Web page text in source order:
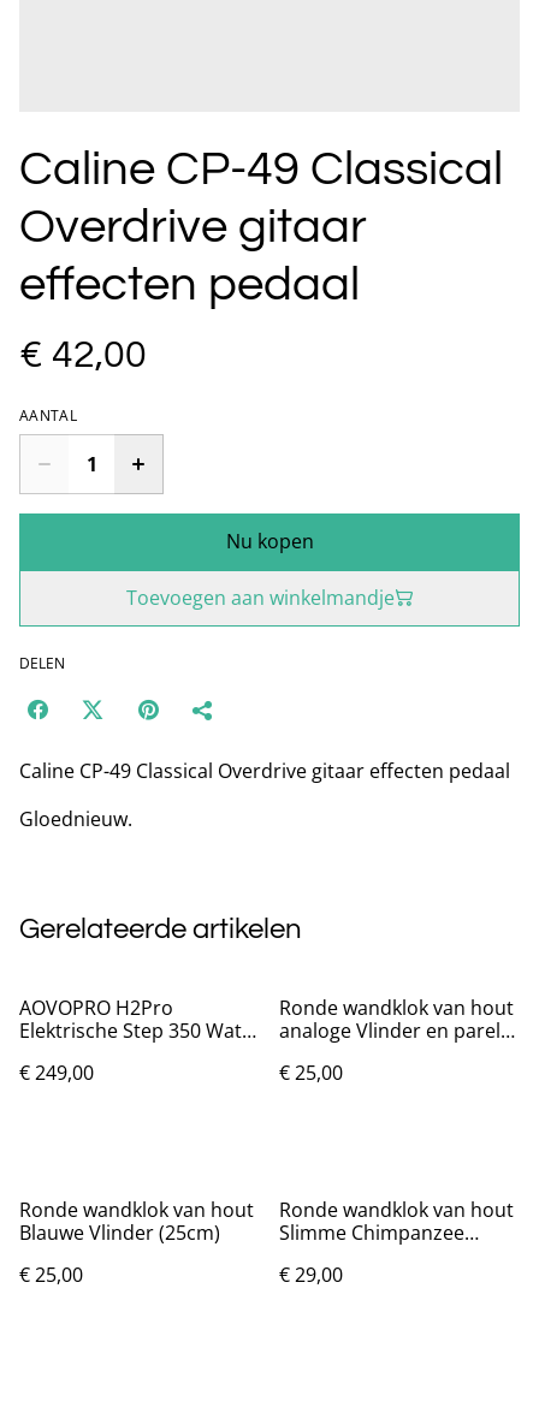
Caline CP-49 Classical
Overdrive gitaar
effecten pedaal
€ 42,00
AANTAL
Nu kopen
Toevoegen aan winkelmandje
DELEN
Caline CP-49 Classical Overdrive gitaar effecten pedaal
Gloednieuw.
Gerelateerde artikelen
AOVOPRO H2Pro
Elektrische Step 350 Watt
€ 249,00
Ronde wandklok van hout
analoge Vlinder en parels
€ 25,00
Ronde wandklok van hout
Blauwe Vlinder (25cm)
€ 25,00
Ronde wandklok van hout
Slimme Chimpanzee
€ 29,00